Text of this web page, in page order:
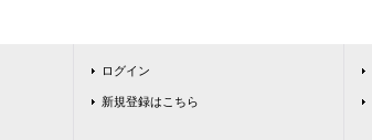
ログイン
新規登録はこちら